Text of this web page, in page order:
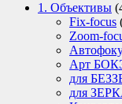
1. Объективы
Fix-focus
Zoom-
Арт
для
для